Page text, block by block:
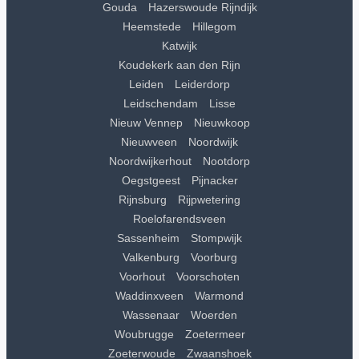
Gouda
Hazerswoude Rijndijk
Heemstede
Hillegom
Katwijk
Koudekerk aan den Rijn
Leiden
Leiderdorp
Leidschendam
Lisse
Nieuw Vennep
Nieuwkoop
Nieuwveen
Noordwijk
Noordwijkerhout
Nootdorp
Oegstgeest
Pijnacker
Rijnsburg
Rijpwetering
Roelofarendsveen
Sassenheim
Stompwijk
Valkenburg
Voorburg
Voorhout
Voorschoten
Waddinxveen
Warmond
Wassenaar
Woerden
Woubrugge
Zoetermeer
Zoeterwoude
Zwaanshoek